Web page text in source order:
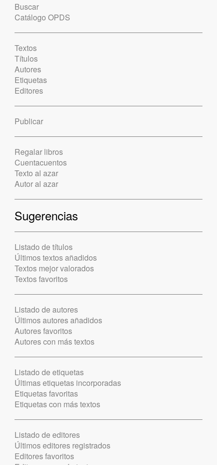
Buscar
Catálogo OPDS
Textos
Títulos
Autores
Etiquetas
Editores
Publicar
Regalar libros
Cuentacuentos
Texto al azar
Autor al azar
Sugerencias
Listado de títulos
Últimos textos añadidos
Textos mejor valorados
Textos favoritos
Listado de autores
Últimos autores añadidos
Autores favoritos
Autores con más textos
Listado de etiquetas
Últimas etiquetas incorporadas
Etiquetas favoritas
Etiquetas con más textos
Listado de editores
Últimos editores registrados
Editores favoritos